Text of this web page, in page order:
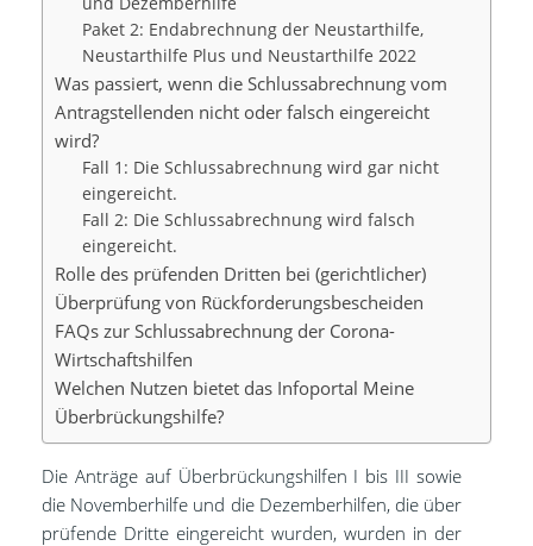
Paket 2: Endabrechnung der Neustarthilfe,
Neustarthilfe Plus und Neustarthilfe 2022
Was passiert, wenn die Schlussabrechnung vom
Antragstellenden nicht oder falsch eingereicht
wird?
Fall 1: Die Schlussabrechnung wird gar nicht
eingereicht.
Fall 2: Die Schlussabrechnung wird falsch
eingereicht.
Rolle des prüfenden Dritten bei (gerichtlicher)
Überprüfung von Rückforderungsbescheiden
FAQs zur Schlussabrechnung der Corona-
Wirtschaftshilfen
Welchen Nutzen bietet das Infoportal Meine
Überbrückungshilfe?
Die Anträge auf Überbrückungshilfen I bis III sowie
die Novemberhilfe und die Dezemberhilfen, die über
prüfende Dritte eingereicht wurden, wurden in der